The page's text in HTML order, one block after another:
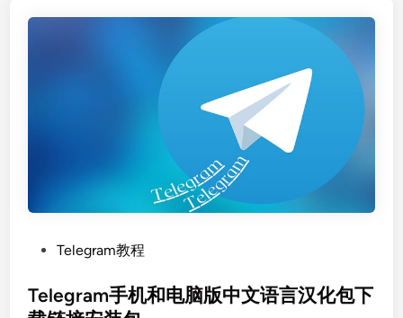
s
t
Telegram教程
Telegram手机和电脑版中文语言汉化包下